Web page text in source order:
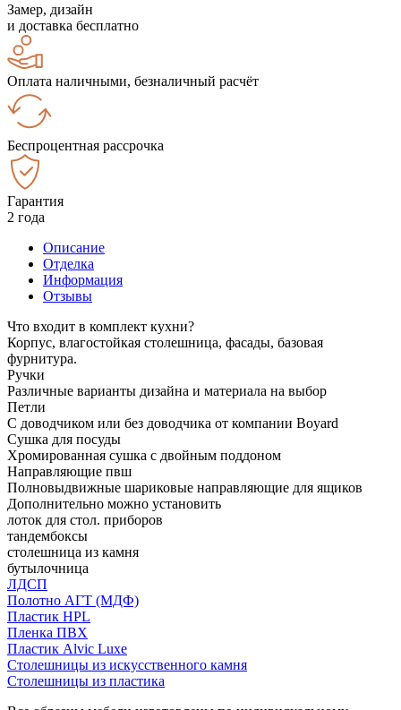
Замер, дизайн
и доставка бесплатно
Оплата наличными, безналичный расчёт
Беспроцентная рассрочка
Гарантия
2 года
Описание
Отделка
Информация
Отзывы
Что входит в комплект кухни?
Корпус, влагостойкая столешница, фасады, базовая
фурнитура.
Ручки
Различные варианты дизайна и материала на выбор
Петли
С доводчиком или без доводчика от компании Boyard
Сушка для посуды
Хромированная сушка с двойным поддоном
Направляющие пвш
Полновыдвижные шариковые направляющие для ящиков
Дополнительно можно установить
лоток для стол. приборов
тандембоксы
столешница из камня
бутылочница
ЛДСП
Полотно АГТ (МДФ)
Пластик HPL
Пленка ПВХ
Пластик Alvic Luxe
Столешницы из искусственного камня
Столешницы из пластика